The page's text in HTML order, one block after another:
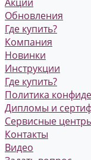
Обновления
Где купить?
Компания
Новинки
Инструкции
Где купить?
Политика
Дипломы и
Сервисные
Контакты
Видео